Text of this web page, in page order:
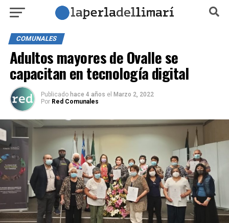
COMUNALES
Adultos mayores de Ovalle se
capacitan en tecnología digital
Publicado hace 4 años el Marzo 2, 2022
Por Red Comunales